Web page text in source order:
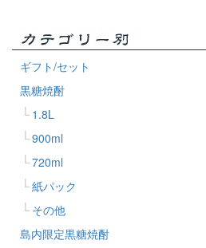
ギフト/セット
黒糖焼酎
1.8L
900ml
720ml
紙パック
その他
島内限定黒糖焼酎